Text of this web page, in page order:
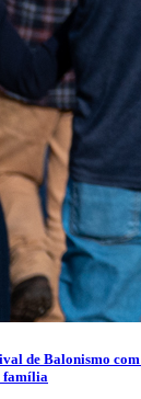
de Balonismo
família